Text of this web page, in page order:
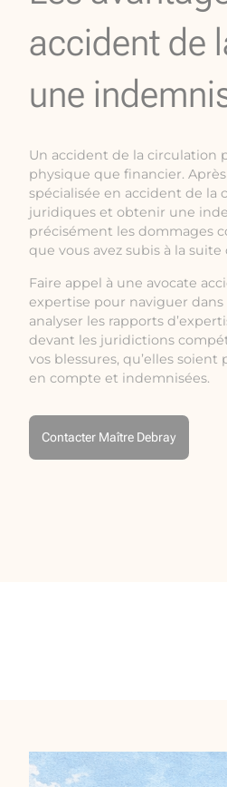
accident de
une
Un accident de la circulation
physique que financier.
spécialisée en accident de la
juridiques et obtenir une
précisément les dommages
que vous avez subis à la suite
Faire appel à une avocate
expertise pour naviguer dans
analyser les rapports
devant les juridictions
vos blessures, qu’elles
en compte et indemnisées.
Contacter Maître Debray